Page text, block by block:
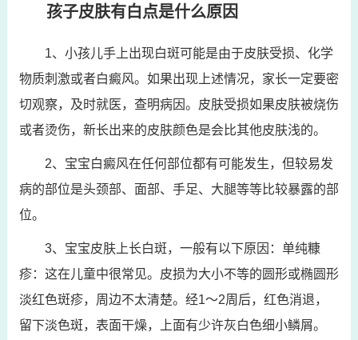
孩子皮肤有白点是什么原因
1、小孩儿手上出现白斑可能是由于皮肤受损、化学
物质刺激或者白癜风。如果出现上述情况，家长一定要密
切观察，及时就医，查明病因。皮肤受损如果皮肤被烧伤
或者烫伤，新长出来的皮肤颜色是会比其他皮肤浅的。
2、宝宝白癜风在任何部位都有可能发生，但较易发
病的部位是头颈部、面部、手足、大腿等等比较暴露的部
位。
3、宝宝皮肤上长白斑，一般有以下原因：单纯糠
疹：这在儿童中很常见。皮损为大小不等的圆形或椭圆形
淡红色斑疹，周边不太清楚。经1～2周后，红色消退，
留下淡色斑，表面干燥，上面有少许灰白色细小鳞屑。